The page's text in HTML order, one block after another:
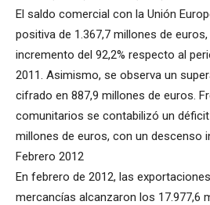
El saldo comercial con la Unión
positiva de 1.367,7 millones de
incremento del 92,2% respecto al
2011. Asimismo, se observa un
cifrado en 887,9 millones de euros.
comunitarios se contabilizó un
millones de euros, con un descenso
Febrero 2012
En febrero de 2012, las
mercancías alcanzaron los 17.977,6